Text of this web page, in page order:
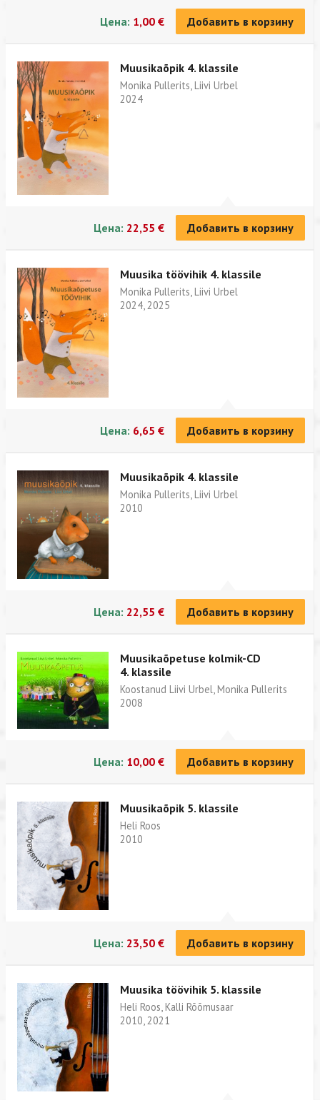
Цена: 1,00 € Добавить в корзину
Muusikaõpik 4. klassile
Monika Pullerits, Liivi Urbel
2024
Цена: 22,55 € Добавить в корзину
Muusika töövihik 4. klassile
Monika Pullerits, Liivi Urbel
2024, 2025
Цена: 6,65 € Добавить в корзину
Muusikaõpik 4. klassile
Monika Pullerits, Liivi Urbel
2010
Цена: 22,55 € Добавить в корзину
Muusikaõpetuse kolmik-CD
4. klassile
Koostanud Liivi Urbel, Monika Pullerits
2008
Цена: 10,00 € Добавить в корзину
Muusikaõpik 5. klassile
Heli Roos
2010
Цена: 23,50 € Добавить в корзину
Muusika töövihik 5. klassile
Heli Roos, Kalli Rõõmusaar
2010, 2021